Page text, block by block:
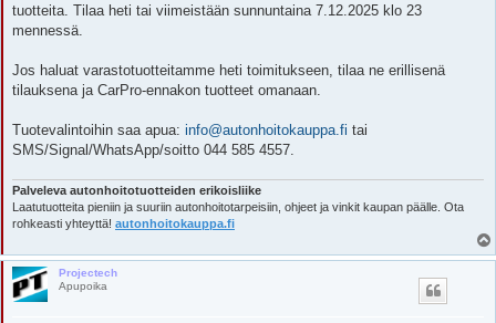
tuotteita. Tilaa heti tai viimeistään sunnuntaina 7.12.2025 klo 23
mennessä.
Jos haluat varastotuotteitamme heti toimitukseen, tilaa ne erillisenä
tilauksena ja CarPro-ennakon tuotteet omanaan.
Tuotevalintoihin saa apua: info@autonhoitokauppa.fi tai
SMS/Signal/WhatsApp/soitto 044 585 4557.
Palveleva autonhoitotuotteiden erikoisliike
Laatutuotteita pieniin ja suuriin autonhoitotarpeisiin, ohjeet ja vinkit kaupan päälle. Ota
rohkeasti yhteyttä! autonhoitokauppa.fi
l
Projectech
Apupoika